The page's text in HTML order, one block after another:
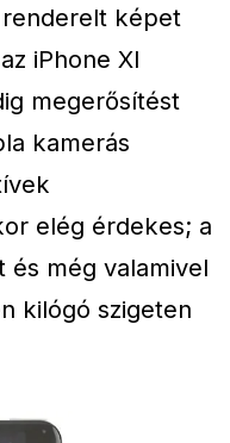
képet
iPhone XI
megerősítést
kamerás
elég érdekes; a
és még valamivel
kilógó szigeten